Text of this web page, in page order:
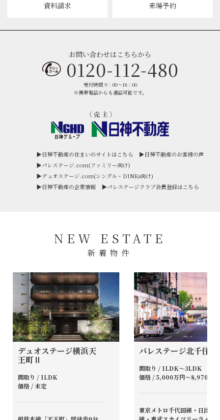
資料請求 来場予約
お問い合わせはこちらから
0120-112-480
受付時間 9：00～18：00
※携帯電話からも通話可能です。
▶日神不動産の住まいのサイトはこちら
▶︎日神不動産のお客様の声
▶︎パレステージ.com(ファミリー向け)
▶︎デュオステージ.com(シングル・DINKs向け)
▶︎日神不動産の企業情報
▶︎パレステージクラブ会員登録はこちら
NEW ESTATE
新着物件
デュオステージ横浜天
王町Ⅱ
間取り / 1LDK
価格 / 未定
パレステージ北千住Ⅱ
間取り / 1LDK～3LDK
価格 / 5,000万円～8,970万円
東京メトロ千代田線・日比谷